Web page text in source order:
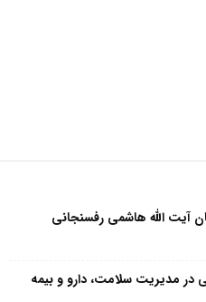
آیت الله هاشمی‌ رفسنجانی
در مدیریت سلامت، دارو و بیمه